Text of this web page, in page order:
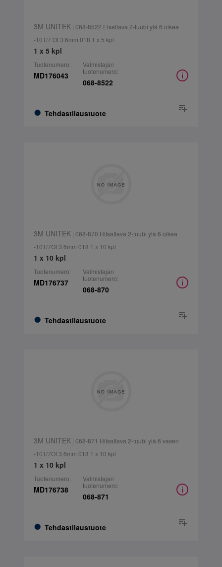
3M UNITEK| 068-8522 Etsattava 2-tuubi ylä 6 oikea
-10T/7 Of 3.6mm 018 1 x 5 kpl
1 x 5 kpl
Tuotenumero:
MD176043
Tehdastilaustuote
Valmistajan
tuotenumero:
068-8522
3M UNITEK| 068-870 Hitsattava 2-tuubi ylä 6 oikea
-10T/7Of 3.6mm 018 1 x 10 kpl
1 x 10 kpl
Tuotenumero:
MD176737
Tehdastilaustuote
Valmistajan
tuotenumero:
068-870
3M UNITEK| 068-871 Hitsattava 2-tuubi ylä 6 vasen
-10T/7Of 3.6mm 018 1 x 10 kpl
1 x 10 kpl
Tuotenumero:
MD176738
Tehdastilaustuote
Valmistajan
tuotenumero:
068-871